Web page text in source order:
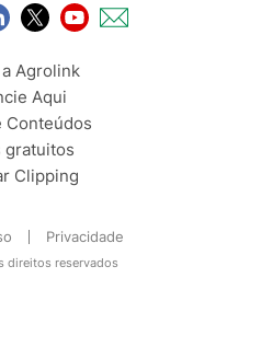
Agrolink
Aqui
Conteúdos
gratuitos
Clipping
Privacidade
direitos reservados